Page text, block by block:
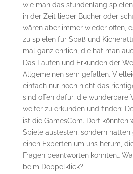
wie man das stundenlang
in der Zeit lieber Bücher oder
wären aber immer wieder offen,
zu spielen für Spaß und
mal ganz ehrlich, die hat man
Das Laufen und Erkunden der
Allgemeinen sehr gefallen.
einfach nur noch nicht das
sind offen dafür, die wunderbare
weiter zu erkunden und finden:
ist die GamesCom. Dort könnten
Spiele austesten, sondern
einen Experten um uns herum,
Fragen beantworten könnten…
beim Doppelklick?